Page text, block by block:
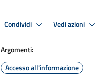
Condividi Vedi azioni
Argomenti:
Accesso all'informazione